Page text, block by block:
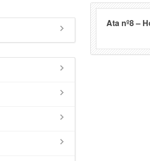
Ata nº8 –